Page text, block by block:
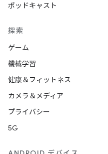
ポッドキャスト
探索
ゲーム
機械学習
健康＆フィットネス
カメラ＆メディア
プライバシー
5G